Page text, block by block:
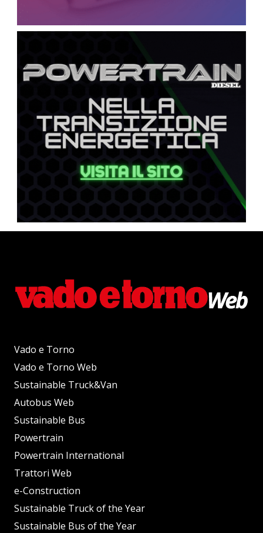
Vado e Torno
Vado e Torno Web
Sustainable Truck&Van
Autobus Web
Sustainable Bus
Powertrain
Powertrain International
Trattori Web
e-Construction
Sustainable Truck of the Year
Sustainable Bus of the Year